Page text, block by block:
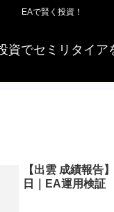
EAで賢く投資！
資でセミリタイア
【出雲 成績報告
日｜EA運用検証